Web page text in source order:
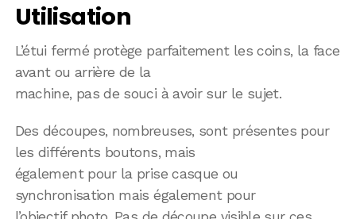
Utilisation
L’étui fermé protège parfaitement les coins, la face
avant ou arrière de la
machine, pas de souci à avoir sur le sujet.
Des découpes, nombreuses, sont présentes pour
les différents boutons, mais
également pour la prise casque ou
synchronisation mais également pour